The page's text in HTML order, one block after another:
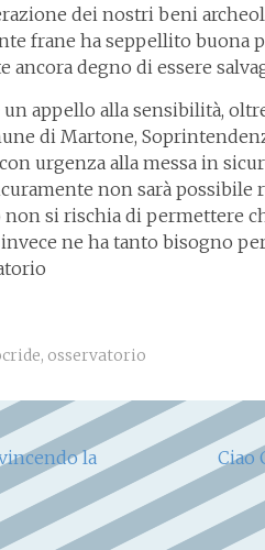
dei nostri beni
frane ha seppellito buona
degno di essere
appello alla sensibilità,
di Martone,
urgenza alla messa in
non sarà
si rischia di permettere
ne ha tanto bisogno
, osservatorio
la
Ciao